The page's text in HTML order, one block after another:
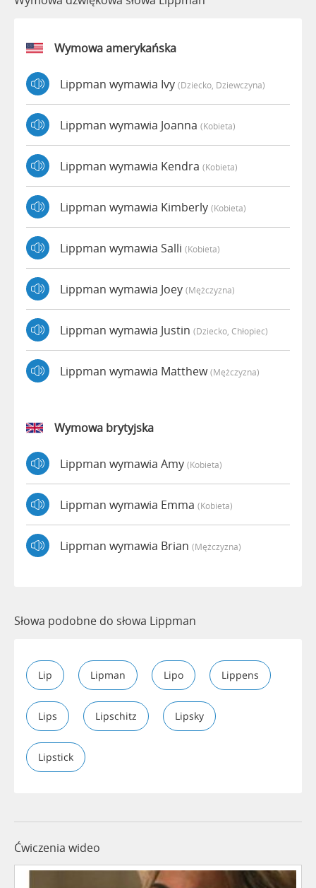
Wymowa amerykańska
Lippman wymawia Ivy (dziecko, Dziewczyna)
Lippman wymawia Joanna (kobieta)
Lippman wymawia Kendra (kobieta)
Lippman wymawia Kimberly (kobieta)
Lippman wymawia Salli (kobieta)
Lippman wymawia Joey (mężczyzna)
Lippman wymawia Justin (dziecko, Chłopiec)
Lippman wymawia Matthew(mężczyzna)
Wymowa brytyjska
Lippman wymawia Amy (kobieta)
Lippman wymawia Emma (kobieta)
Lippman wymawia Brian (mężczyzna)
Słowa podobne do słowa Lippman
Lip Lipman Lipo Lippens
Lips Lipschitz Lipsky
Lipstick
Ćwiczenia wideo